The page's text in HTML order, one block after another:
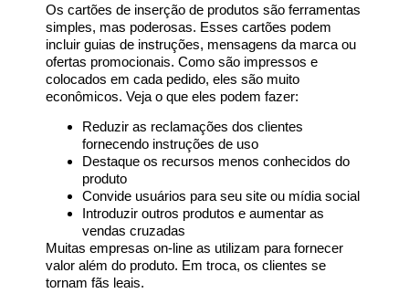
Os cartões de inserção de produtos são ferramentas
simples, mas poderosas. Esses cartões podem
incluir guias de instruções, mensagens da marca ou
ofertas promocionais. Como são impressos e
colocados em cada pedido, eles são muito
econômicos. Veja o que eles podem fazer:
Reduzir as reclamações dos clientes
fornecendo instruções de uso
Destaque os recursos menos conhecidos do
produto
Convide usuários para seu site ou mídia social
Introduzir outros produtos e aumentar as
vendas cruzadas
Muitas empresas on-line as utilizam para fornecer
valor além do produto. Em troca, os clientes se
tornam fãs leais.